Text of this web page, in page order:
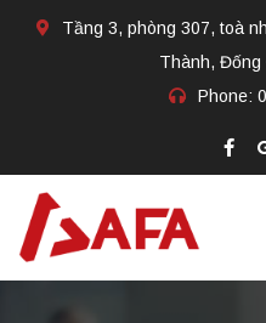
Tầng 3, phòng 307, toà
Thành, Đống
Phone: